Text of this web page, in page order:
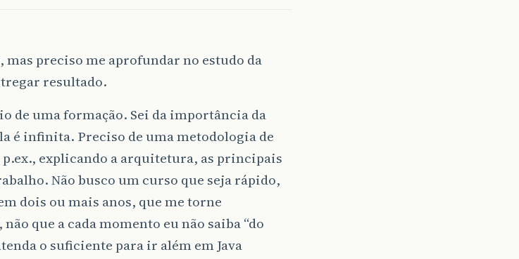
mas preciso me aprofundar no estudo da
resultado.
de uma formação. Sei da importância da
é infinita. Preciso de uma metodologia de
explicando a arquitetura, as principais
Não busco um curso que seja rápido,
dois ou mais anos, que me torne
que a cada momento eu não saiba “do
o suficiente para ir além em Java